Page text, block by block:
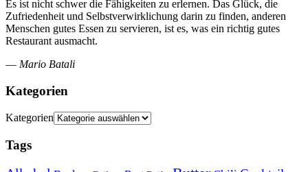
Es ist nicht schwer die Fähigkeiten zu erlernen. Das Glück, die
Zufriedenheit und Selbstverwirklichung darin zu finden, anderen
Menschen gutes Essen zu servieren, ist es, was ein richtig gutes
Restaurant ausmacht.
— Mario Batali
Kategorien
Kategorien
Tags